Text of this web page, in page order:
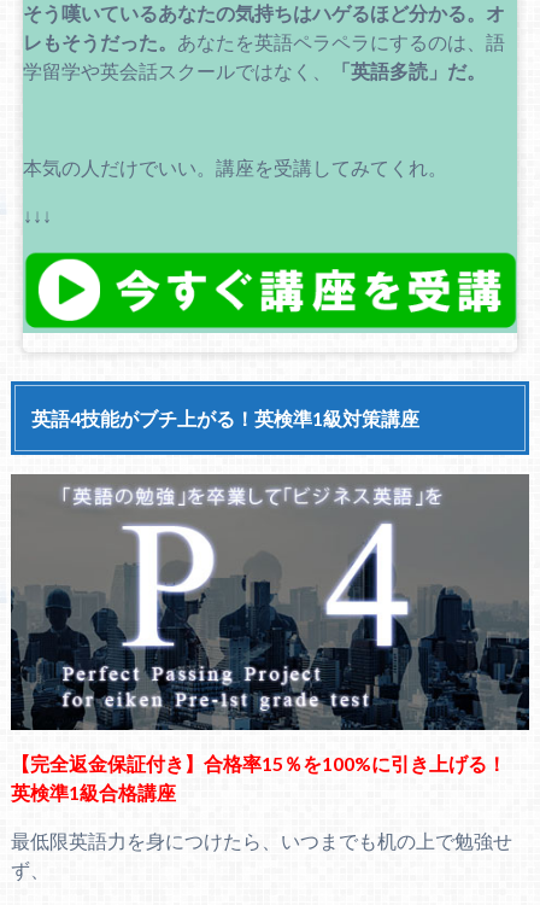
そう嘆いているあなたの気持ちはハゲるほど分かる。 オ
レもそうだった。 あなたを英語ペラペラにするのは、語
学留学や英会話スクールではなく、
「英語多読」だ。
本気の人だけでいい。講座を受講してみてくれ。
↓↓↓
英語4技能がブチ上がる！英検準1級対策講座
【完全返金保証付き】合格率15％を100%に引き上げる！
英検準1級合格講座
最低限英語力を身につけたら、いつまでも机の上で勉強せ
ず、